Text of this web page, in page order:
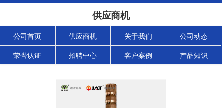
供应商机
公司首页 供应商机 关于我们 公司动态
荣誉认证 招聘中心 客户案例 产品知识